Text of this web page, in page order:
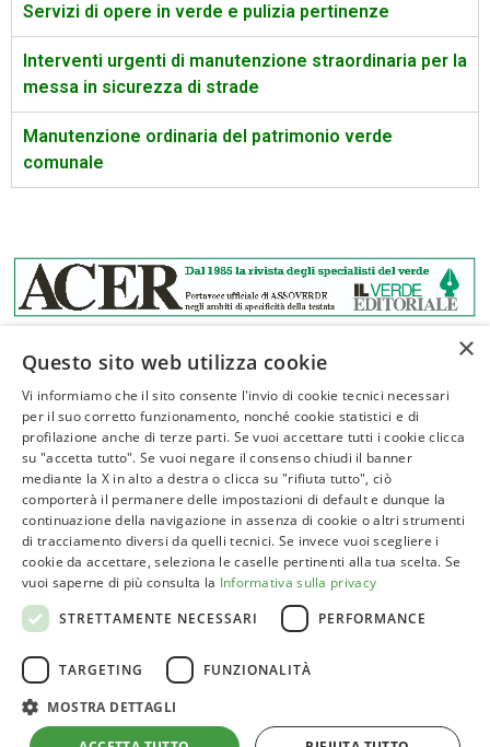
Servizi di opere in verde e pulizia pertinenze
Interventi urgenti di manutenzione straordinaria per la
messa in sicurezza di strade
Manutenzione ordinaria del patrimonio verde
comunale
ASSOVERDE
P.Iva 02961181209
posta@assoverde.it
Privacy Policy
Cookie Policy
Sede:
Corso Vittorio Emanuele II, 101 – 00186 Roma
Tel. 06 6852413
×
Questo sito web utilizza cookie
Vi informiamo che il sito consente l'invio di cookie tecnici necessari
per il suo corretto funzionamento, nonché cookie statistici e di
profilazione anche di terze parti. Se vuoi accettare tutti i cookie clicca
su "accetta tutto". Se vuoi negare il consenso chiudi il banner
mediante la X in alto a destra o clicca su "rifiuta tutto", ciò
comporterà il permanere delle impostazioni di default e dunque la
continuazione della navigazione in assenza di cookie o altri strumenti
di tracciamento diversi da quelli tecnici. Se invece vuoi scegliere i
cookie da accettare, seleziona le caselle pertinenti alla tua scelta. Se
vuoi saperne di più consulta la Informativa sulla privacy
STRETTAMENTE NECESSARI
PERFORMANCE
TARGETING FUNZIONALITÀ
MOSTRA DETTAGLI